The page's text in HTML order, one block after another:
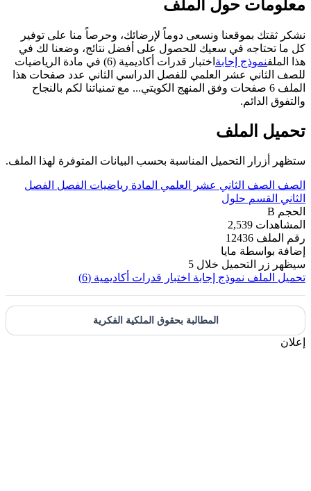
معلومات حول الملف
نشكر ثقتك بموقعنا ونسعى دوماً لإرضائك، وحرصاً منا على توفير
كل ما تحتاجه في سعيك للحصول على أفضل نتائج، وضعنا لك في
هذا الملفنموذج إجابة
اختبار قدرات أكاديمية (6) في مادة الرياضيات
للصف الثاني عشر العلمي للفصل الدراسي الثاني عدد صفحات هذا
الملف 6 صفحات وفق المنهج الكويتي... مع تمنياتنا لكم بالنجاح
والتفوق الدائم.
تحميل الملف
ستظهر أزرار التحميل المناسبة بحسب البيانات المتوفرة لهذا الملف.
الصف الصف الثاني عشر العلمي المادة رياضيات الفصل
الفصل
الثاني
القسم حلول
الحجم B
المشاهدات 2,539
رقم الملف 12436
إضافة بواسطة مايا
سيظهر زر التحميل خلال 5
تحميل الملف نموذج إجابة اختبار قدرات أكاديمية (6)
المطالبة بحقوق الملكية الفكرية
إعلان